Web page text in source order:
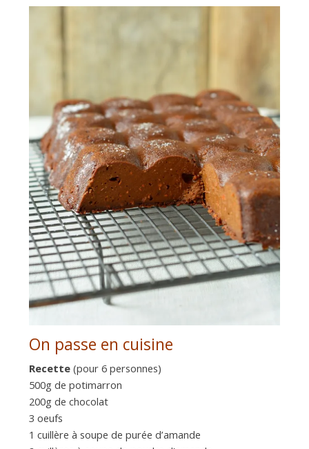
On passe en cuisine
Recette(pour 6 personnes)
500g de potimarron
200g de chocolat
3 oeufs
1 cuillère à soupe de purée d’amande